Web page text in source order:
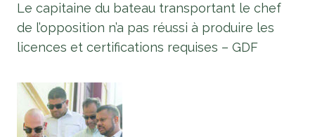
Le capitaine du bateau transportant le chef
de l’opposition n’a pas réussi à produire les
licences et certifications requises – GDF